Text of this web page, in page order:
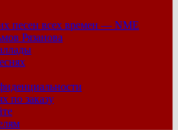
песен всех времен — NME
Рязанова
по заказу